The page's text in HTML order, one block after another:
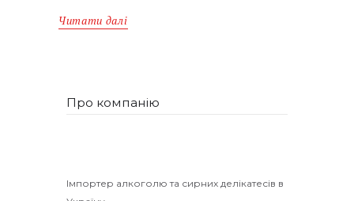
Читати далі
Про компанію
Імпортер алкоголю та сирних делікатесів в